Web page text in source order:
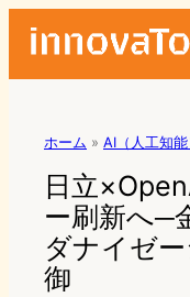
ホーム » AI（人工知能
日立
ー刷新へ─
ダナイゼ
御